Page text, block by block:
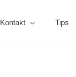
Kontakt Tips